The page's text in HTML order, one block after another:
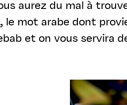
aurez du mal à
le mot arabe dont
et on vous servira